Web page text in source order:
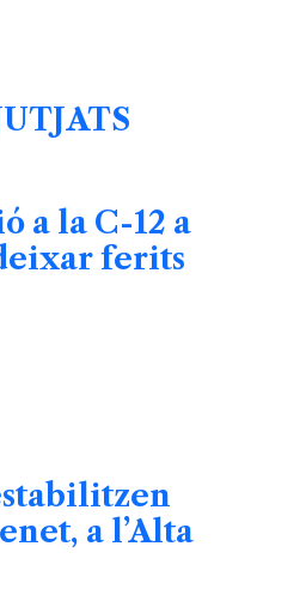
a la C-12 a
ferits
a l’Alta